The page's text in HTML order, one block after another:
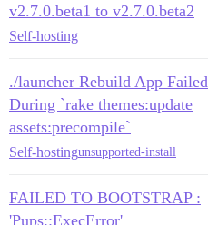
v2.7.0.beta1 to v2.7.0.beta2
Self-hosting
./launcher Rebuild App Failed
During `rake themes:update
assets:precompile`
Self-hostingunsupported-install
FAILED TO BOOTSTRAP :
'Pups::ExecError'